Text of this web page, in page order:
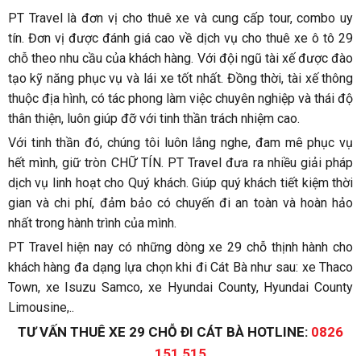
PT Travel là đơn vị cho thuê xe và cung cấp tour, combo uy
tín. Đơn vị được đánh giá cao về dịch vụ cho thuê xe ô tô 29
chỗ theo nhu cầu của khách hàng. Với đội ngũ tài xế được đào
tạo kỹ năng phục vụ và lái xe tốt nhất. Đồng thời, tài xế thông
thuộc địa hình, có tác phong làm việc chuyên nghiệp và thái độ
thân thiện, luôn giúp đỡ với tinh thần trách nhiệm cao.
Với tinh thần đó, chúng tôi luôn lắng nghe, đam mê phục vụ
hết mình, giữ tròn CHỮ TÍN. PT Travel đưa ra nhiều giải pháp
dịch vụ linh hoạt cho Quý khách. Giúp quý khách tiết kiệm thời
gian và chi phí, đảm bảo có chuyến đi an toàn và hoàn hảo
nhất trong hành trình của mình.
PT Travel hiện nay có những dòng xe 29 chỗ thịnh hành cho
khách hàng đa dạng lựa chọn khi đi Cát Bà như sau: xe Thaco
Town, xe Isuzu Samco, xe Hyundai County, Hyundai County
Limousine,..
TƯ VẤN THUÊ XE 29 CHỖ ĐI CÁT BÀ HOTLINE: 0826